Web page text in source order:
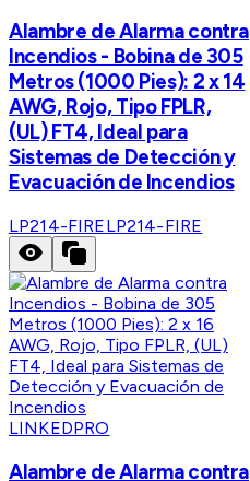
Alambre de Alarma contra
Incendios - Bobina de 305
Metros (1000 Pies): 2 x 14
AWG, Rojo, Tipo FPLR,
(UL) FT4, Ideal para
Sistemas de Detección y
Evacuación de Incendios
LP214-FIRELP214-FIRE
LINKEDPRO
Alambre de Alarma contra